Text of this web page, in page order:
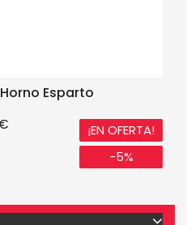
Esparto
¡EN OFERTA!
-5%